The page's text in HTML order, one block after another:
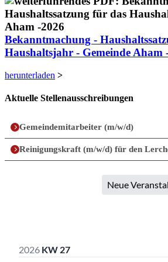
Bekanntmachung -
Haushaltsjahr - Gemeinde Aham
herunterladen >
Aktuelle Stellenausschreibungen
Gemeindemitarbeiter (m/w/d)
Reinigungskraft (m/w/d) für den